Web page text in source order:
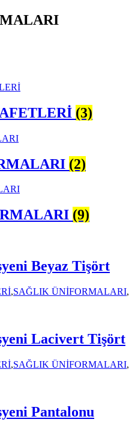
(3)
(2)
(9)
Beyaz Tişört
,SAĞLIK ÜNİFORMALARI,
Lacivert Tişört
,SAĞLIK ÜNİFORMALARI,
Pantalonu